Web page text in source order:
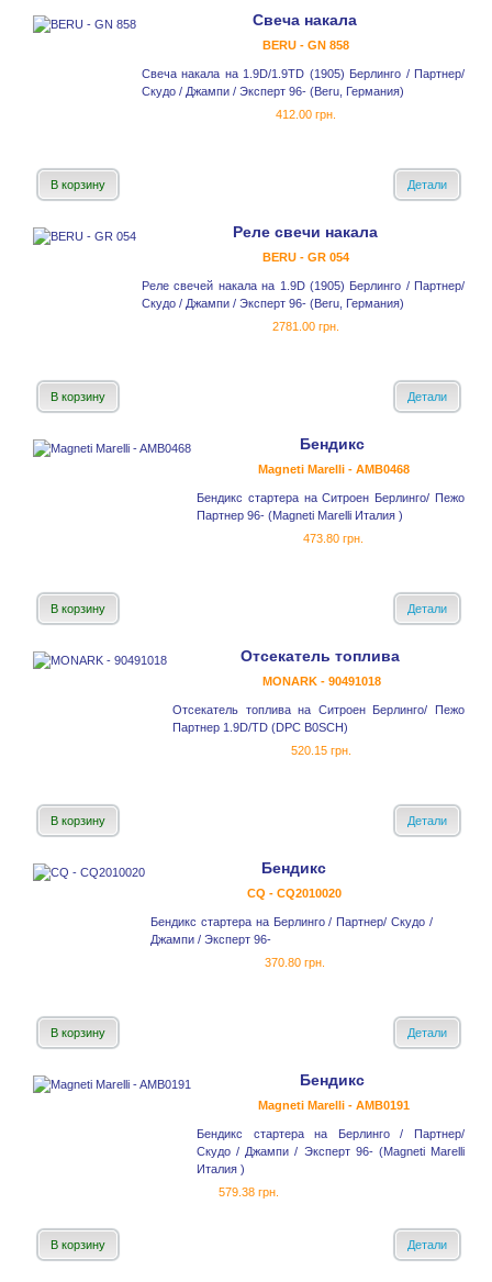
Свеча накала
BERU - GN 858
Свеча накала на 1.9D/1.9TD (1905) Берлинго / Партнер/
Скудо / Джампи / Эксперт 96- (Beru, Германия)
412.00 грн.
В корзину Детали
Реле cвечи накала
BERU - GR 054
Реле свечей накала на 1.9D (1905) Берлинго / Партнер/
Скудо / Джампи / Эксперт 96- (Beru, Германия)
2781.00 грн.
В корзину Детали
Бендикс
Magneti Marelli - AMB0468
Бендикс стартера на Ситроен Берлинго/ Пежо
Партнер 96- (Magneti Marelli Италия )
473.80 грн.
В корзину Детали
Отсекатель топлива
MONARK - 90491018
Отсекатель топлива на Ситроен Берлинго/ Пежо
Партнер 1.9D/TD (DPC B0SCH)
520.15 грн.
В корзину Детали
Бендикс
CQ - CQ2010020
Бендикс стартера на Берлинго / Партнер/ Скудо /
Джампи / Эксперт 96-
370.80 грн.
В корзину Детали
Бендикс
Magneti Marelli - AMB0191
Бендикс стартера на Берлинго / Партнер/
Скудо / Джампи / Эксперт 96- (Magneti Marelli
Италия )
579.38 грн.
В корзину Детали